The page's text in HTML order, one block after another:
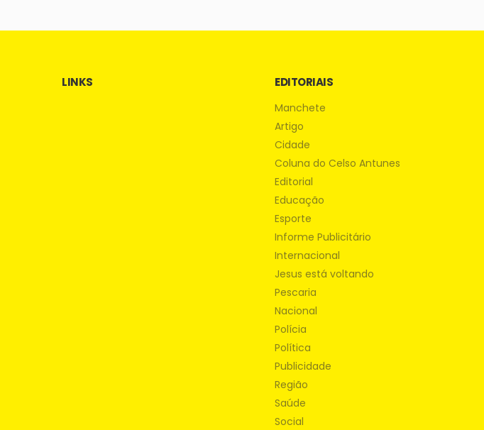
LINKS EDITORIAIS
Manchete
Artigo
Cidade
Coluna do Celso Antunes
Editorial
Educação
Esporte
Informe Publicitário
Internacional
Jesus está voltando
Pescaria
Nacional
Polícia
Política
Publicidade
Região
Saúde
Social